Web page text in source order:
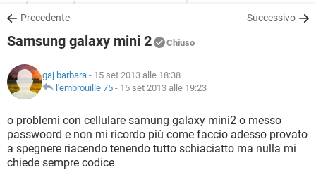
iOS
INSTAGRAM WHATSAPP
TIKTOK
HARDWARE
COVID-19 GAMING
INSTAGRAM WHATSAPP
TIKTOK
HARDWARE
DOWNLOAD
COVID-19 GAMING
INTRATTENIMENTO
iOS WINDOWS 10
INSTAGRAM WHATSAPP
TIKTOK FACEBOOK
HARDWARE
COVID-19 GAMING
INTRATTENIMENTO
iOS WINDOWS 10
INSTAGRAM WHATSAPP
GLOSSARIO
COVID-19 GAMING
INTRATTENIMENTO ANDROID
iOS
Precedente Successivo
Samsung galaxy mini 2 Chiuso
gaj barbara - 15 set 2013 alle 18:38
l'embrouille 75 - 15 set 2013 alle 19:23
o problemi con cellulare samung galaxy mini2 o messo
passwoord e non mi ricordo più come faccio adesso provato
a spegnere riacendo tenendo tutto schiaciatto ma nulla mi
chiede sempre codice